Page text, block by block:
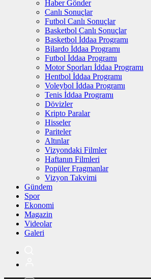
Haber Gönder
Canlı Sonuçlar
Futbol Canlı Sonuçlar
Basketbol Canlı Sonuçlar
Basketbol İddaa Programı
Bilardo İddaa Programı
Futbol İddaa Programı
Motor Sporları İddaa Programı
Hentbol İddaa Programı
Voleybol İddaa Programı
Tenis İddaa Programı
Dövizler
Kripto Paralar
Hisseler
Pariteler
Altınlar
Vizyondaki Filmler
Haftanın Filmleri
Popüler Fragmanlar
Vizyon Takvimi
Gündem
Spor
Ekonomi
Magazin
Videolar
Galeri